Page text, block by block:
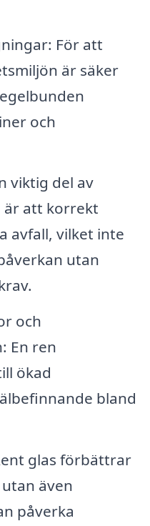
För att
är säker
och
viktig del av
att korrekt
avfall, vilket inte
utan
och
En ren
ökad
bland
glas förbättrar
även
påverka